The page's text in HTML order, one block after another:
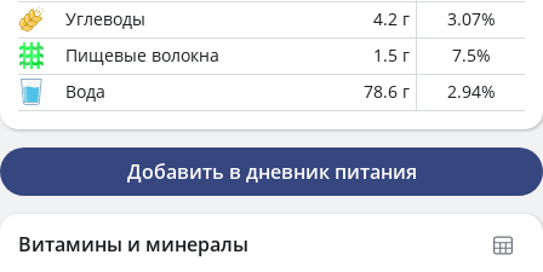
Углеводы
4.2 г 3.07%
Пищевые волокна
1.5 г 7.5%
Вода
78.6 г 2.94%
Добавить в дневник питания
Витамины и минералы